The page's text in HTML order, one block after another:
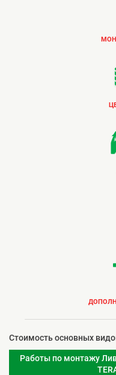
Стоимость основных
Работы по монтажу